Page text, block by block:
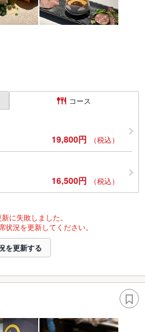
コース
19,800円 （税込）
16,500円 （税込）
に失敗しました。
況を更新してください。
を更新する